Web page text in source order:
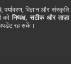
विज्ञान और संस्कृति
कोनिष्पक्ष, सटीक और ताज़ा
रह सकें।